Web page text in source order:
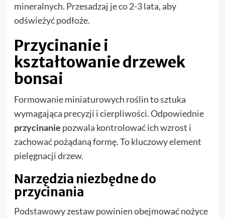
mineralnych. Przesadzaj je co 2-3 lata, aby
odświeżyć podłoże.
Przycinanie i
kształtowanie drzewek
bonsai
Formowanie miniaturowych roślin to sztuka
wymagająca precyzji i cierpliwości. Odpowiednie
przycinanie pozwala kontrolować ich wzrost i
zachować pożądaną formę. To kluczowy element
pielęgnacji drzew.
Narzędzia niezbędne do
przycinania
Podstawowy zestaw powinien obejmować nożyce